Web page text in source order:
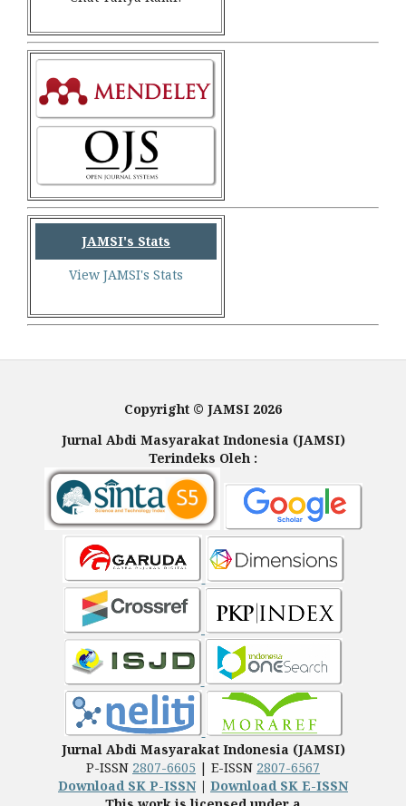
JAMSI's Stats
View JAMSI's Stats
Copyright © JAMSI 2026
Jurnal Abdi Masyarakat Indonesia (JAMSI)
Terindeks Oleh :
Jurnal Abdi Masyarakat Indonesia (JAMSI)
P-ISSN 2807-6605 | E-ISSN 2807-6567
Download SK P-ISSN| Download SK E-ISSN